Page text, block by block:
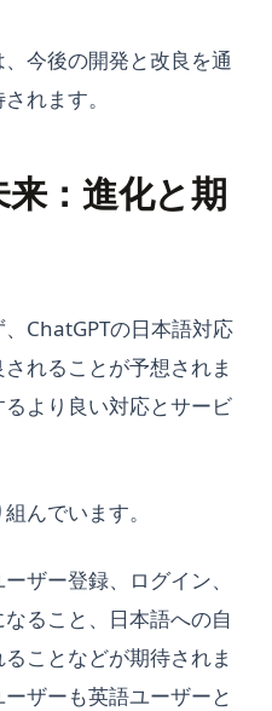
今後の開発と改良を通
れます。
来：進化と期
ChatGPTの日本語対応
れることが予想されま
より良い対応とサービ
んでいます。
ザー登録、ログイン、
ること、日本語への自
ことなどが期待されま
ザーも英語ユーザーと